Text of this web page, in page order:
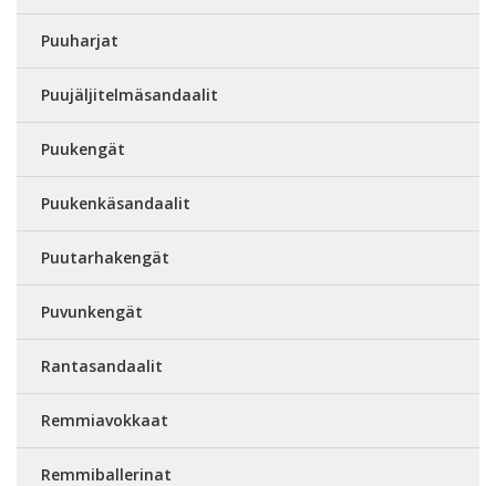
Puuharjat
Puujäljitelmäsandaalit
Puukengät
Puukenkäsandaalit
Puutarhakengät
Puvunkengät
Rantasandaalit
Remmiavokkaat
Remmiballerinat